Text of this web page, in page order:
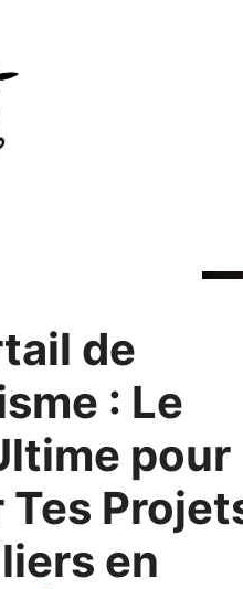
de
: Le
pour
Tes
en